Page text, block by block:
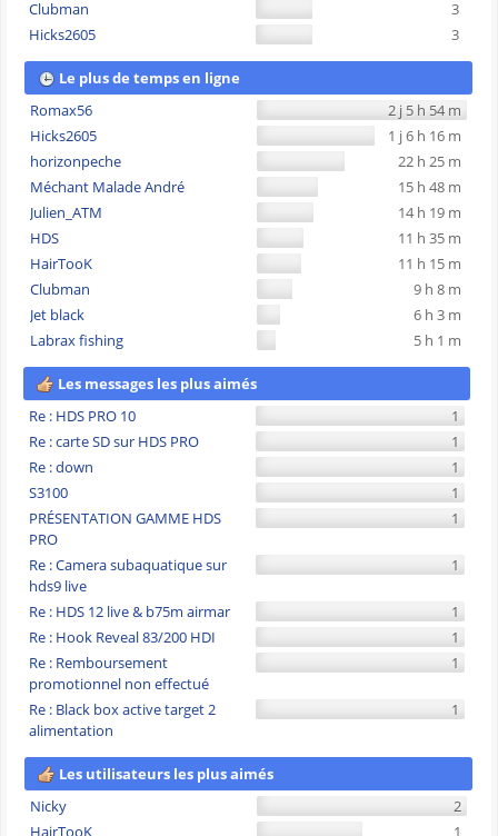
Clubman
3
Hicks2605
3
Le plus de temps en ligne
Romax56
2 j 5 h 54 m
Hicks2605
1 j 6 h 16 m
horizonpeche
22 h 25 m
Méchant Malade André
15 h 48 m
Julien_ATM
14 h 19 m
HDS
11 h 35 m
HairTooK
11 h 15 m
Clubman
9 h 8 m
Jet black
6 h 3 m
Labrax fishing
5 h 1 m
Les messages les plus aimés
Re : HDS PRO 10
1
Re : carte SD sur HDS PRO
1
Re : down
1
S3100
1
PRÉSENTATION GAMME HDS
PRO
1
Re : Camera subaquatique sur
hds9 live
1
Re : HDS 12 live & b75m airmar
1
Re : Hook Reveal 83/200 HDI
1
Re : Remboursement
promotionnel non effectué
1
Re : Black box active target 2
alimentation
1
Les utilisateurs les plus aimés
Nicky
2
HairTooK
1